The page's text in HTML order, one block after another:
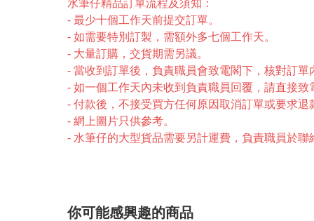
水筆仔精品訂單流程及須知：
- 最少十個工作天前提交訂單。
- 如需要特別訂製，需額外多七個工作天。
- 大量訂購，交貨期需另議。
- 當收到訂單後，負責職員會致電閣下，核對訂
- 如一個工作天內未收到負責職員回覆，請直接
- 付款後，不接受買方任何原因取消訂單或要求退
- 網上圖片只供參考。
- 水筆仔的大型貨品需要另計運費，負責職員於
你可能感興趣的商品